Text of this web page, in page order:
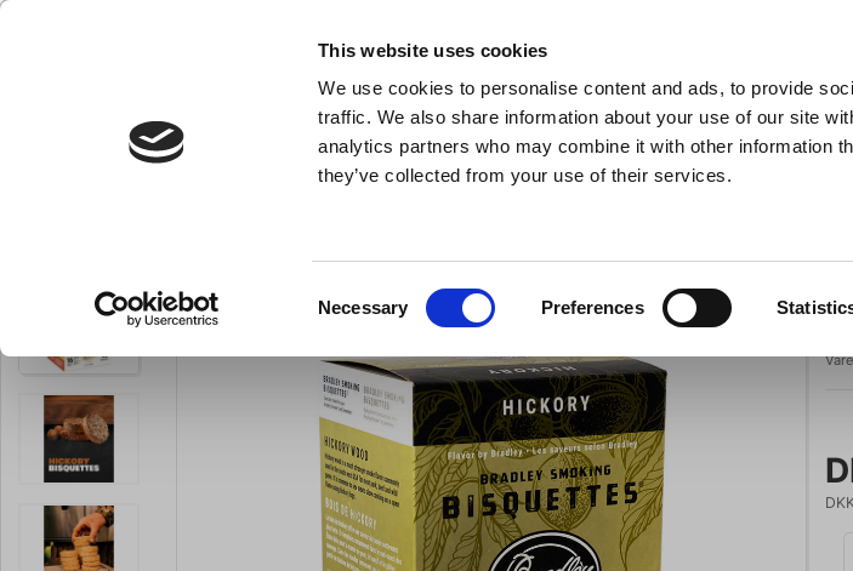
This website uses cookies
We use cookies to personalise content and ads, to provide
traffic. We also share information about your use of our site
analytics partners who may combine it with other information
they’ve collected from your use of their services.
Necessary Preferences
- Køkkenudstyr til professionelle og entusiaster
Køkkenredskaber Gryder & Pander Grill
LARSEN PRIS